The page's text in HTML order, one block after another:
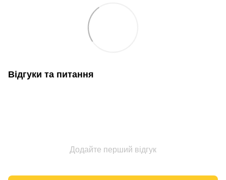
Відгуки та питання
Додайте перший відгук